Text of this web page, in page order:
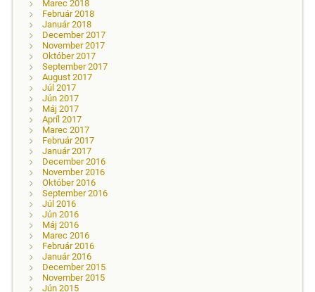
Marec 2018
Február 2018
Január 2018
December 2017
November 2017
Október 2017
September 2017
August 2017
Júl 2017
Jún 2017
Máj 2017
Apríl 2017
Marec 2017
Február 2017
Január 2017
December 2016
November 2016
Október 2016
September 2016
Júl 2016
Jún 2016
Máj 2016
Marec 2016
Február 2016
Január 2016
December 2015
November 2015
Jún 2015